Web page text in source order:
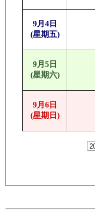
9月4日
(星期五)
9月5日
(星期六)
9月6日
(星期日)